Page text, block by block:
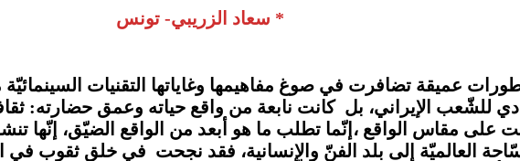
سعاد الزريبي- تونس *
تطورات عميقة تضافرت في صوغ مفاهيمها وغاياتها التقنيات
للشّعب الإيراني، بل كانت نابعة من واقع حياته وعمق حضارته:
على مقاس الواقع ،إنّما تطلب ما هو أبعد من الواقع الضيّق، إنّها